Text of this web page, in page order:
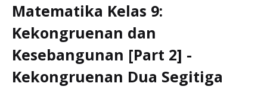
Matematika Kelas 9:
Kekongruenan dan
Kesebangunan [Part 2] -
Kekongruenan Dua Segitiga